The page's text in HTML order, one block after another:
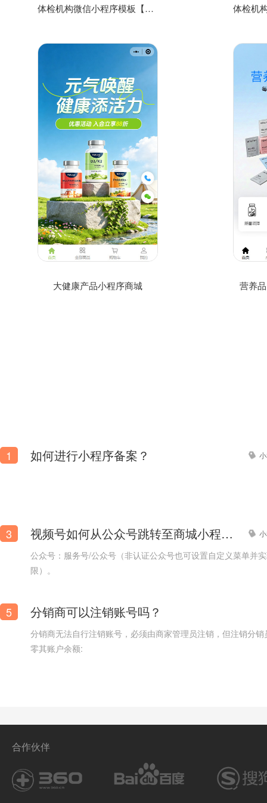
体检机构微信小程序模板【体检中心小程序源码模板】
大健康产品小程序商城 营养
【口腔医院小程序商城模板】口腔牙科小程序模板
1 如何进行小程序备案？
3 视频号如何从公众号跳转至商城小程序？
公众号：服务号/公众号（非认证公众号也可设置自定义菜单并
限）。
5 分销商可以注销账号吗？
分销商无法自行注销账号，必须由商家管理员注销，但注销分销
零其账户余额:
合作伙伴